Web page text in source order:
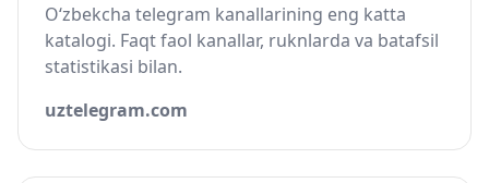
O‘zbekcha telegram kanallarining eng katta
katalogi. Faqt faol kanallar, ruknlarda va batafsil
statistikasi bilan.
uztelegram.com